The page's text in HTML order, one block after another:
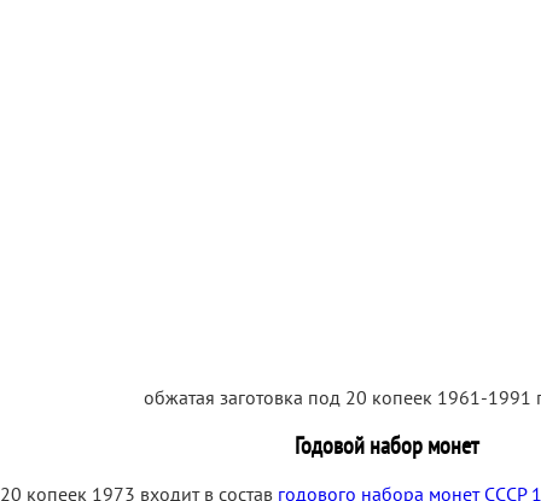
обжатая заготовка под 20 копеек 1961-1991
Годовой набор монет
20 копеек 1973 входит в состав годового набора монет СССР